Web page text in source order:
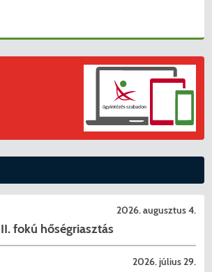
2026. augusztus 4.
fokú hőségriasztás
2026. július 29.
KERESÉS